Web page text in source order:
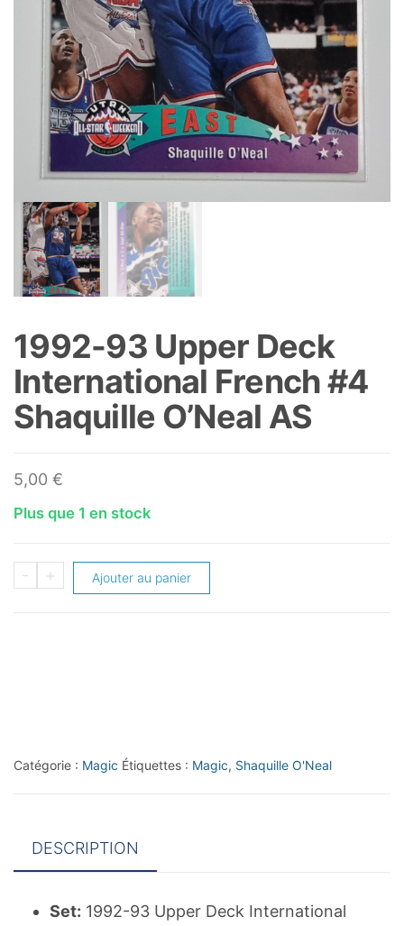
1992-93 Upper Deck
International French #4
Shaquille O’Neal AS
5,00 €
Plus que 1 en stock
-
quantité
#4
AS
+ Ajouter au panier
Catégorie : Magic Étiquettes : Magic, Shaquille O'Neal
DESCRIPTION
Set: 1992-93 Upper Deck International